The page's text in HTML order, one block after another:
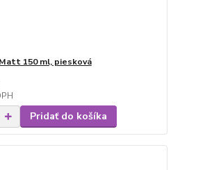
150 ml, piesková
Pridať do košíka